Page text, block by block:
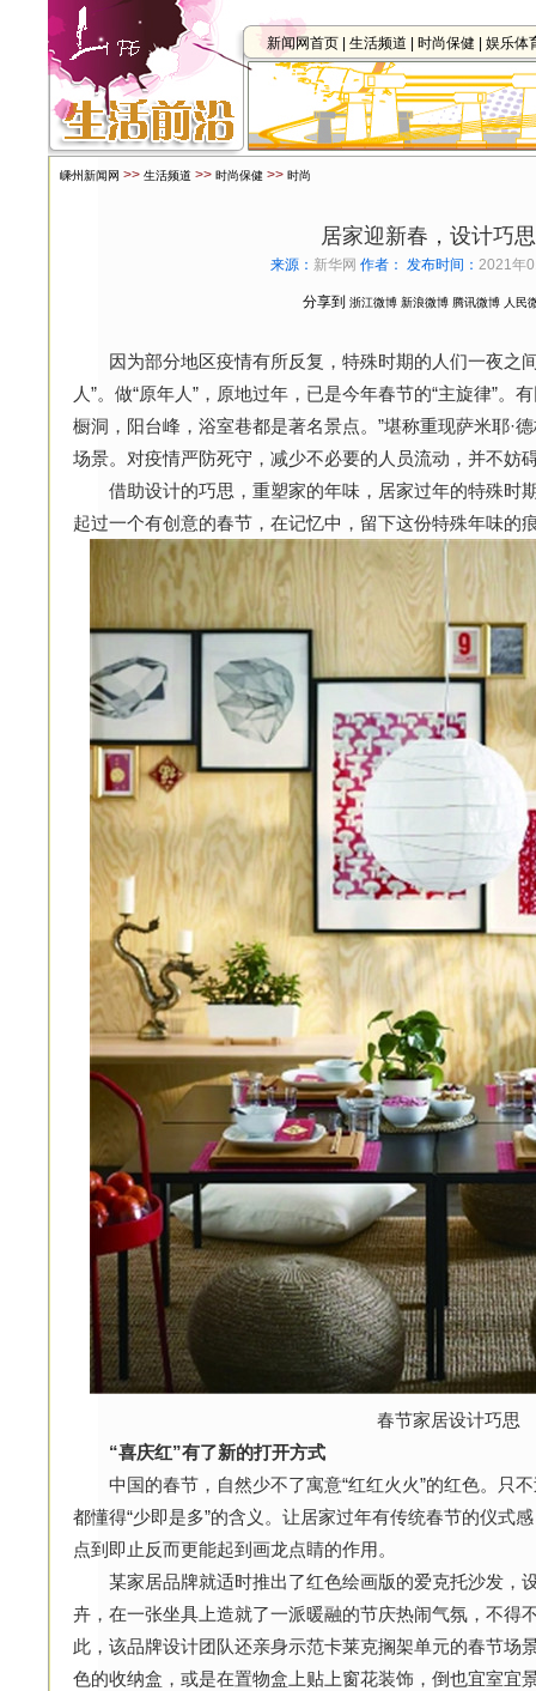
新闻网首页 生活频道 时尚保健 娱乐体
嵊州新闻网 >> 生活频道 >> 时尚保健 >> 时尚
居家迎新春，设计巧
来源： 新华网 作者： 发布时间： 2021年
分享到 浙江微博 新浪微博 腾讯微博 人民
因为部分地区疫情有所反复，特殊时期的人们一夜之
人”。做“原年人”，原地过年，已是今年春节的“主旋律”。
橱洞，阳台峰，浴室巷都是著名景点。”堪称重现萨米耶·
场景。对疫情严防死守，减少不必要的人员流动，并不妨
借助设计的巧思，重塑家的年味，居家过年的特殊时
起过一个有创意的春节，在记忆中，留下这份特殊年味的
春节家居设计巧思
“喜庆红”有了新的打开方式
中国的春节，自然少不了寓意“红红火火”的红色。只
都懂得“少即是多”的含义。让居家过年有传统春节的仪式
点到即止反而更能起到画龙点睛的作用。
某家居品牌就适时推出了红色绘画版的爱克托沙发，
卉，在一张坐具上造就了一派暖融的节庆热闹气氛，不得
此，该品牌设计团队还亲身示范卡莱克搁架单元的春节场
色的收纳盒，或是在置物盒上贴上窗花装饰，倒也宜室宜